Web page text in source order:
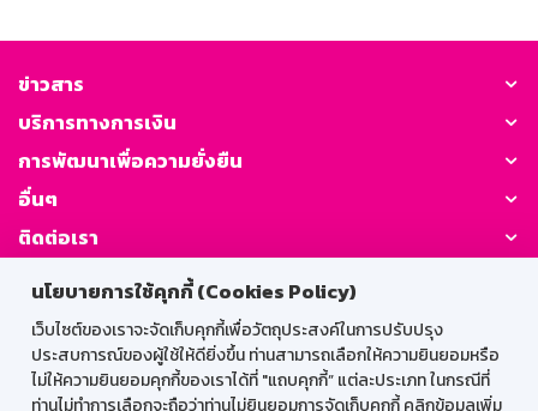
นโยบายการใช้คุกกี้ (Cookies Policy)
เว็บไซต์ของเราจะจัดเก็บคุกกี้เพื่อวัตถุประสงค์ในการปรับปรุง
ประสบการณ์ของผู้ใช้ให้ดียิ่งขึ้น ท่านสามารถเลือกให้ความยินยอมหรือ
ไม่ให้ความยินยอมคุกกี้ของเราได้ที่ "แถบคุกกี้” แต่ละประเภท ในกรณีที่
ท่านไม่ทำการเลือกจะถือว่าท่านไม่ยินยอมการจัดเก็บคุกกี้ คลิกข้อมูลเพิ่ม
ข่าวสาร
บริการทางการเงิน
การพัฒนาเพื่อความยั่งยืน
อื่นๆ
ติดต่อเรา
GSB Society:
สำหรับพนักงาน